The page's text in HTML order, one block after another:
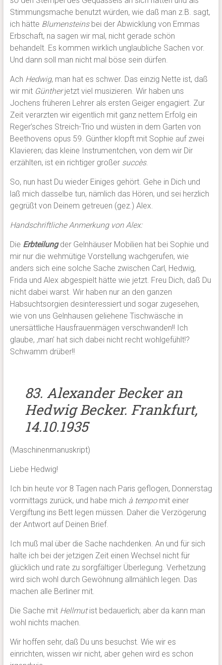
Stimmungsmache benutzt würden, wie daß man z.B. sagt,
ich hätte Blumensteinsbei der Abwicklung von Emmas
Erbschaft, na sagen wir mal, nicht gerade schön
behandelt. Es kommen wirklich unglaubliche Sachen vor.
Und dann soll man nicht mal böse sein dürfen.
Ach Hedwig, man hat es schwer. Das einzig Nette ist, daß
wir mit Güntherjetzt viel musizieren. Wir haben uns
Jochens früheren Lehrer als ersten Geiger engagiert. Zur
Zeit verarzten wir eigentlich mit ganz nettem Erfolg ein
Reger’sches Streich-Trio und wüsten in dem Garten von
Beethovens opus 59. Günther klopft mit Sophie auf zwei
Klavieren; das kleine Instrumentchen, von dem wir Dir
erzählten, ist ein richtiger großer succès.
So, nun hast Du wieder Einiges gehört. Gehe in Dich und
laß mich dasselbe tun, nämlich das Hören, und sei herzlich
gegrüßt von Deinem getreuen (gez.) Alex.
Handschriftliche Anmerkung von Alex:
Die Erbteilungder Gelnhäuser Mobilien hat bei Sophie und
mir nur die wehmütige Vorstellung wachgerufen, wie
anders sich eine solche Sache zwischen Carl, Hedwig,
Frida und Alex abgespielt hätte wie jetzt. Freu Dich, daß Du
nicht dabei warst. Wir haben nur an den ganzen
Habsuchtsorgien desinteressiert und sogar zugesehen,
wie von uns Gelnhausen geliehene Tischwäsche in
unersättliche Hausfrauenmägen verschwanden!! Ich
glaube, ‚man’ hat sich dabei nicht recht wohlgefühlt!?
Schwamm drüber!!
83. Alexander Becker an
Hedwig Becker. Frankfurt,
14.10.1935
(Maschinenmanuskript)
Liebe Hedwig!
Ich bin heute vor 8 Tagen nach Paris geflogen, Donnerstag
vormittags zurück, und habe mich à tempomit einer
Vergiftung ins Bett legen müssen. Daher die Verzögerung
der Antwort auf Deinen Brief.
Ich muß mal über die Sache nachdenken. An und für sich
halte ich bei der jetzigen Zeit einen Wechsel nicht für
glücklich und rate zu sorgfältiger Überlegung. Verhetzung
wird sich wohl durch Gewöhnung allmählich legen. Das
machen alle Berliner mit.
Die Sache mit Hellmutist bedauerlich; aber da kann man
wohl nichts machen.
Wir hoffen sehr, daß Du uns besuchst. Wie wir es
einrichten, wissen wir nicht, aber gehen wird es schon